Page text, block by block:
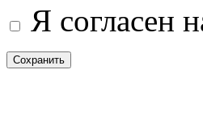
Я согласен